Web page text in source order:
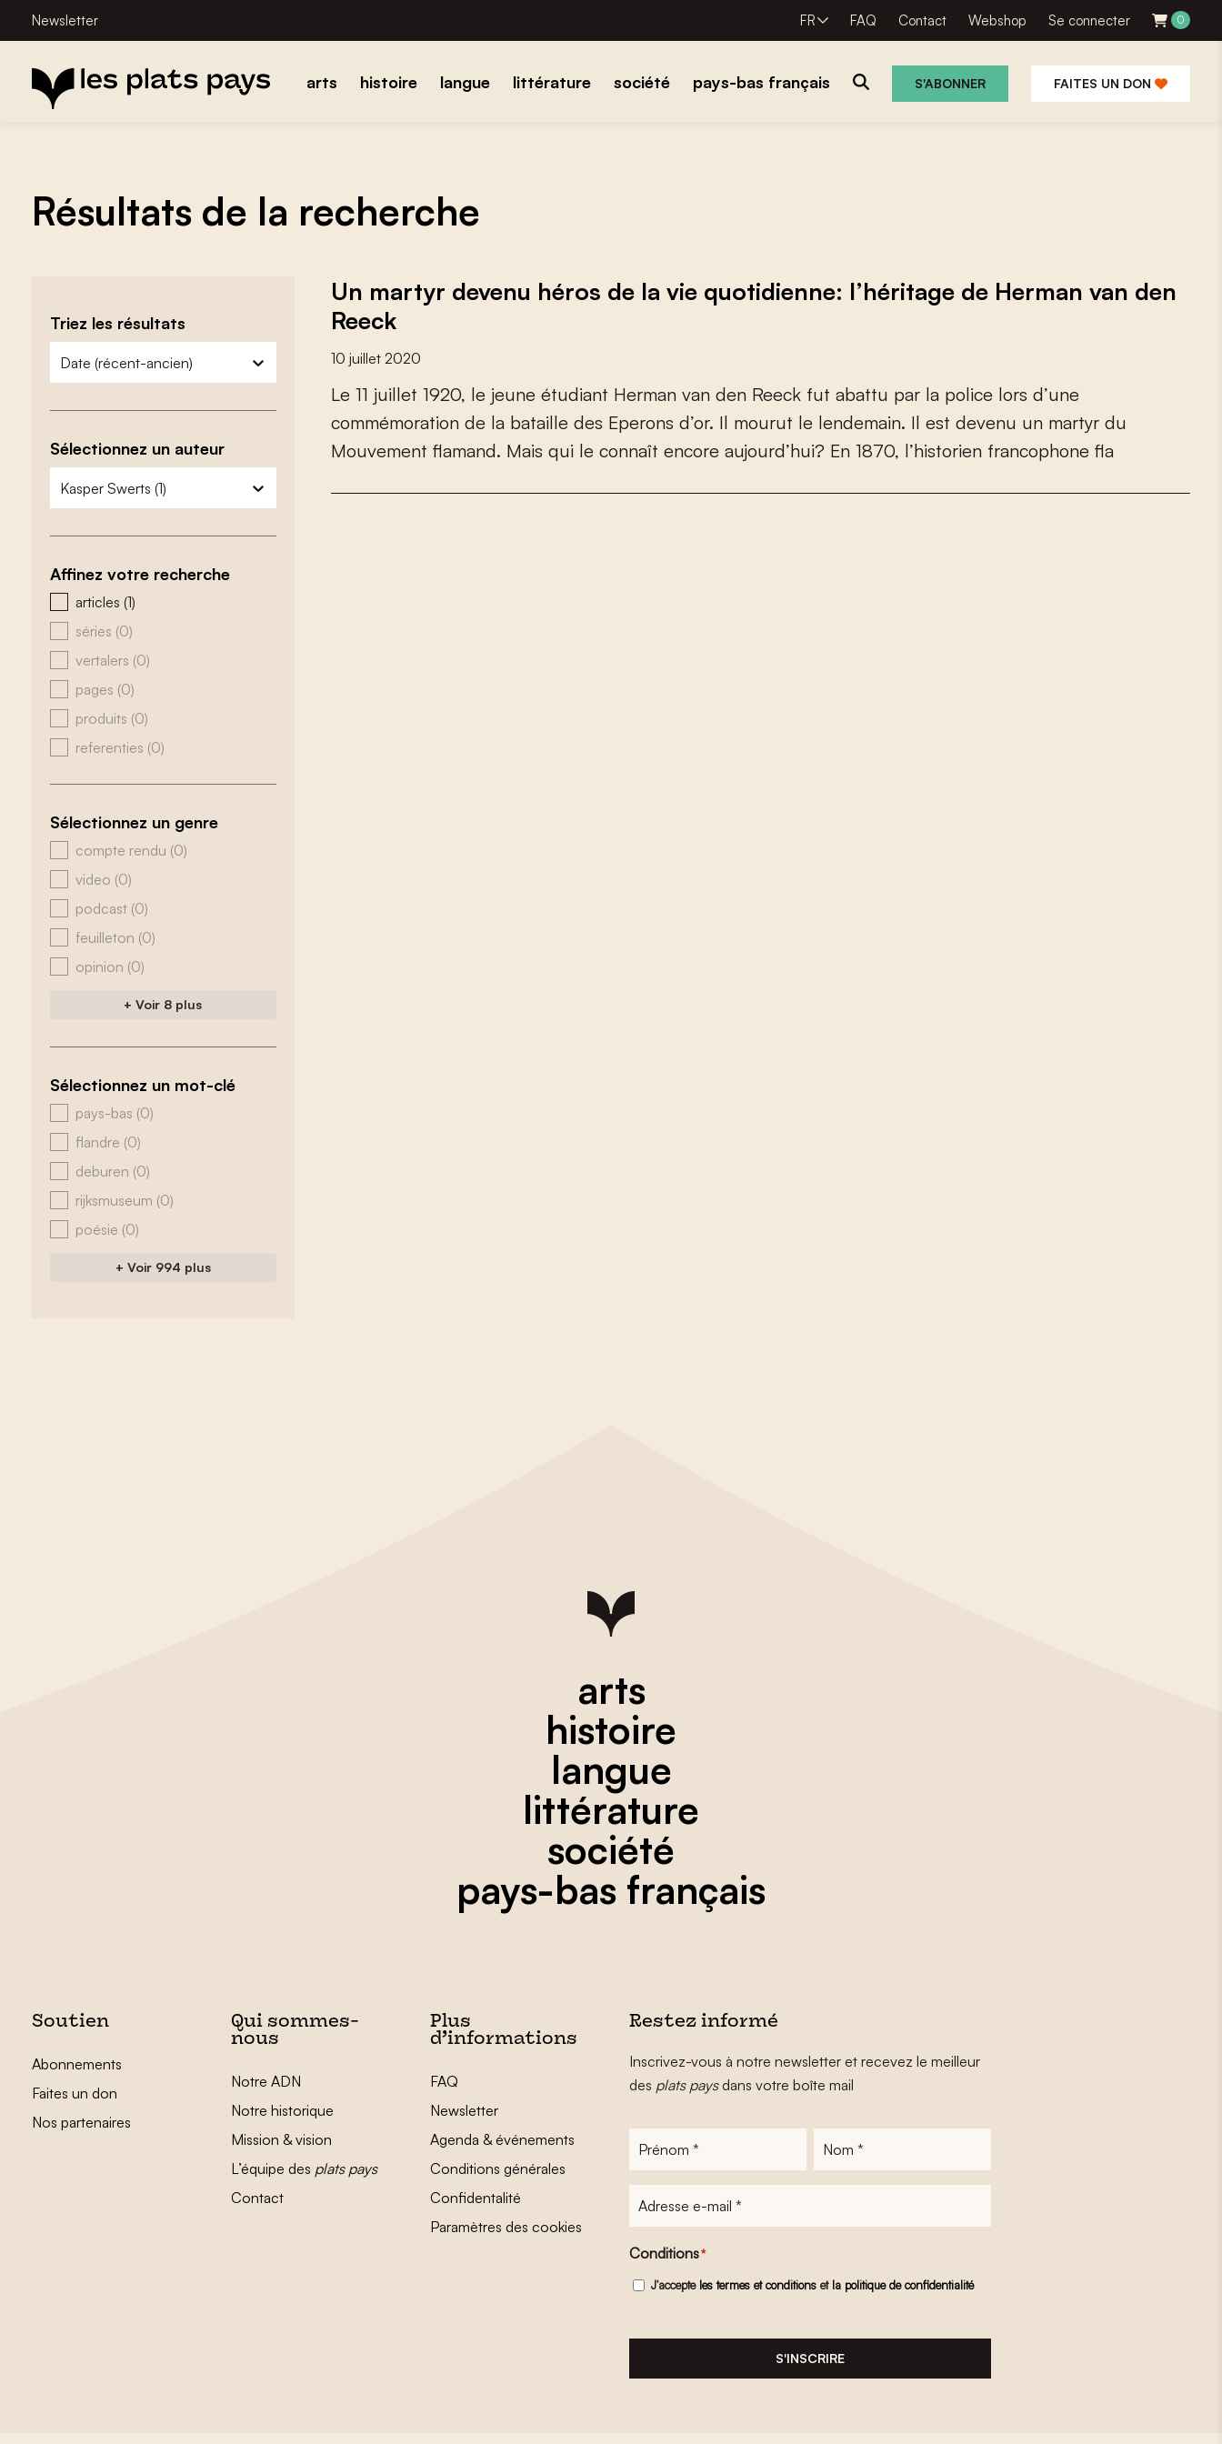
Newsletter FR FAQ Contact Webshop Se connecter 0
arts histoire langue littérature société pays-bas français S'ABONNER FAITES UN DON
Résultats de la recherche
Triez les résultats
zoeken - sorteer
trier le contenu
Sélectionnez un auteur
zoeken - auteurs
sélectionnez le contenu
Affinez votre recherche
zoeken - type
articles (1)
séries (0)
vertalers (0)
pages (0)
produits (0)
referenties (0)
Sélectionnez un genre
zoeken - genre
compte rendu (0)
video (0)
podcast (0)
feuilleton (0)
opinion (0)
+ Voir 8 plus
Sélectionnez un mot-clé
zoeken - tags
pays-bas (0)
flandre (0)
deburen (0)
rijksmuseum (0)
poésie (0)
+ Voir 994 plus
Un martyr devenu héros de la vie quotidienne: l’héritage de Herman van den
Reeck
10 juillet 2020
Le 11 juillet 1920, le jeune étudiant Herman van den Reeck fut abattu par la police lors d’une
commémoration de la bataille des Eperons d’or. Il mourut le lendemain. Il est devenu un martyr du
Mouvement famand. Mais qui le connaît encore aujourd’hui? En 1870, l’historien francophone fa
arts
histoire
langue
littérature
société
pays-bas français
Soutien
Abonnements
Faites un don
Nos partenaires
Qui sommes-
nous
Notre ADN
Notre historique
Mission & vision
L’équipe des plats pays
Contact
Plus
d’informations
FAQ
Newsletter
Agenda & événements
Conditions générales
Confidentalité
Paramètres des cookies
Restez informé
Inscrivez-vous à notre newsletter et recevez le meilleur
des plats paysdans votre boîte mail
Prénom Nom
Adresse
mail
Conditions*
J'accepte les termes et conditionset la politique de confidentialité
S'INSCRIRE